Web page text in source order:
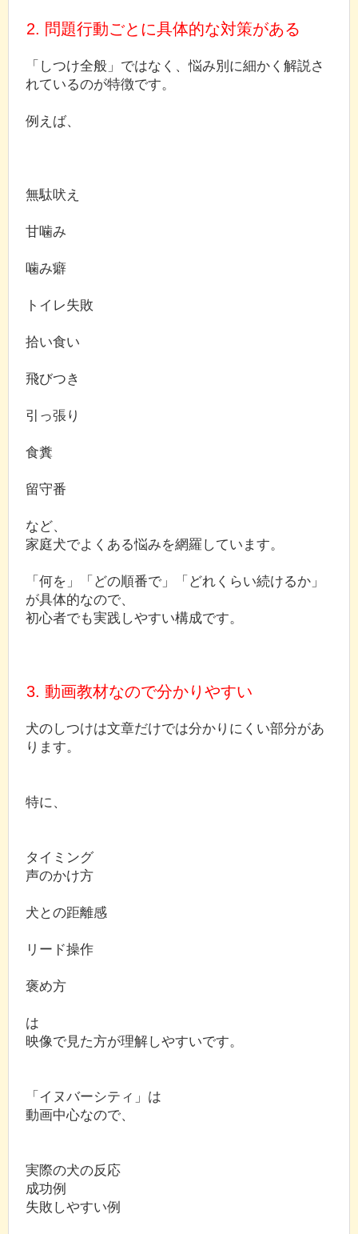
2. 問題行動ごとに具体的な対策がある
「しつけ全般」ではなく、悩み別に細かく解説さ
れているのが特徴です。
例えば、
無駄吠え
甘噛み
噛み癖
トイレ失敗
拾い食い
飛びつき
引っ張り
食糞
留守番
など、
家庭犬でよくある悩みを網羅しています。
「何を」「どの順番で」「どれくらい続けるか」
が具体的なので、
初心者でも実践しやすい構成です。
3. 動画教材なので分かりやすい
犬のしつけは文章だけでは分かりにくい部分があ
ります。
特に、
タイミング
声のかけ方
犬との距離感
リード操作
褒め方
は
映像で見た方が理解しやすいです。
「イヌバーシティ」は
動画中心なので、
実際の犬の反応
成功例
失敗しやすい例